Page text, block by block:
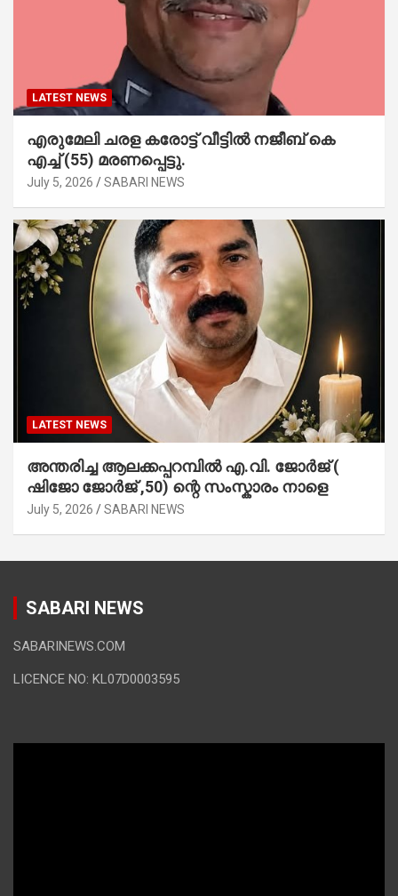
LATEST NEWS
എരുമേലി ചരള കരോട്ട് വീട്ടിൽ നജീബ് കെ
എച്ച് (55) മരണപ്പെട്ടു.
July 5, 2026 SABARI NEWS
LATEST NEWS
അന്തരിച്ച ആ​ല​ക്ക​പ്പ​റമ്പിൽ​ എ.​വി. ജോ​ർ​ജ് (
ഷിജോ ജോർജ് ,50) ന്റെ സംസ്കാരം നാളെ
July 5, 2026 SABARI NEWS
SABARI NEWS
SABARINEWS.COM
LICENCE NO: KL07D0003595